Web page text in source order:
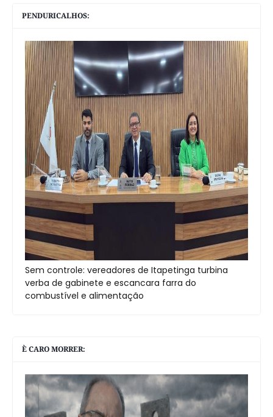
PENDURICALHOS:
Sem controle: vereadores de Itapetinga turbina
verba de gabinete e escancara farra do
combustível e alimentação
È CARO MORRER: